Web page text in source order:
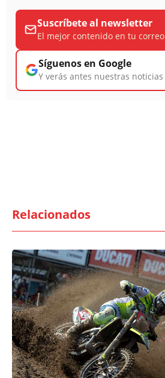
Suscríbete al newsletter
El mejor contenido en tu correo
Síguenos en Google
Y verás antes nuestras noticias
Relacionados